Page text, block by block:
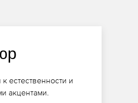
естественности и
акцентами.